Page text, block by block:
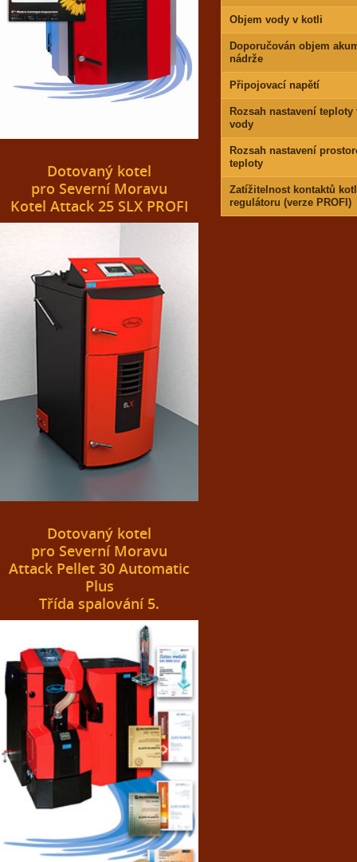
Dotovaný kotel
pro Severní Moravu
Kotel Attack 25 SLX PROFI
Dotovaný kotel
pro Severní Moravu
Attack Pellet 30 Automatic
Plus
Třída spalování 5.
Objem vody v kotli
Doporučován objem
nádrže
Připojovací napětí
Rozsah nastavení teploty
vody
Rozsah nastavení
teploty
Zatížitelnost kontaktů
regulátoru (verze PROFI)